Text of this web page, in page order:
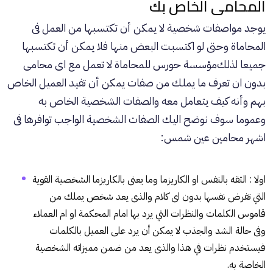
المحامى الخاص بك
يوجد مواصفات شخصية لا يمكن أن تكتسبها من العمل فى
المحاماة وحتى لو اكتسبت البعض منها فلا يمكن أن تكتسبها
جميعا لذلكمؤسسة حورس للمحاماةلا تعمل مع اى محامى
بدون ان تعرف ما يملك من صفات يمكن أن تفيد العميل الخاص
بهم وأنه كيف يتعامل معه والصفات الشخصية الخاص به
وعموما سوف نوضح اليك الصفات الشخصية الواجب توافرها فى
اشهر محامين عين شمس:
اولا : الثقه بالنفس او الكاريزما وما يعنى بالكاريزما الشخصية القوية
التي تفرض نفسها بدون اى كلام والذى يعد شخص يملك من
قاموس الكلمات والنظرات التي يرد بها امام المحكمة او ام العملاء
وفى حالة الشد والجذب لا يمكن أن يرد على العميل بالكلمات
فيستخدم نظرات في هذا والذى يعد من ضمن مميزاته الشخصية
الخاصة به.